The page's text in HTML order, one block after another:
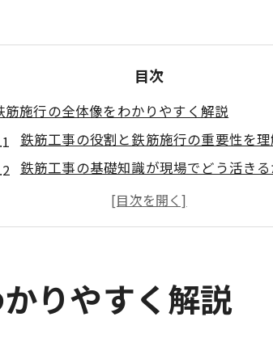
目次
筋施行の全体像をわかりやすく解説
鉄筋工事の役割と鉄筋施行の重要性を
鉄筋工事の基礎知識が現場でどう活き
現場における鉄筋施行の基本工程を整理
鉄筋工事の流れを押さえて仕事の全体
鉄筋工事の基本と現場の流れを紐解く
鉄筋工事の流れと各工程の具体的な内容
りやすく解説